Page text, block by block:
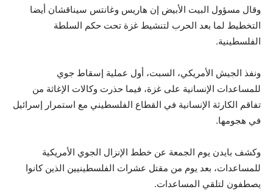
وقال مسؤول البيت الأبيض إن هاريس وغانتس سيناقشان أيضا
التخطيط لما بعد الحرب لتنشيط غزة تحت حكم السلطة
الفلسطينية.
ونفذ الجيش الأمريكي، السبت، أول عملية إسقاط جوي
للمساعدات الإنسانية على غزة، فيما حذرت وكالات الإغاثة من
تفاقم الكارثة الإنسانية في القطاع الفلسطيني مع استمرار إسرائيل
في هجومها.
وكشف بايدن يوم الجمعة عن خطط الإنزال الجوي الأمريكية
للمساعدات، بعد يوم من مقتل عشرات الفلسطينيين الذين كانوا
يصطفون لتلقي المساعدات.